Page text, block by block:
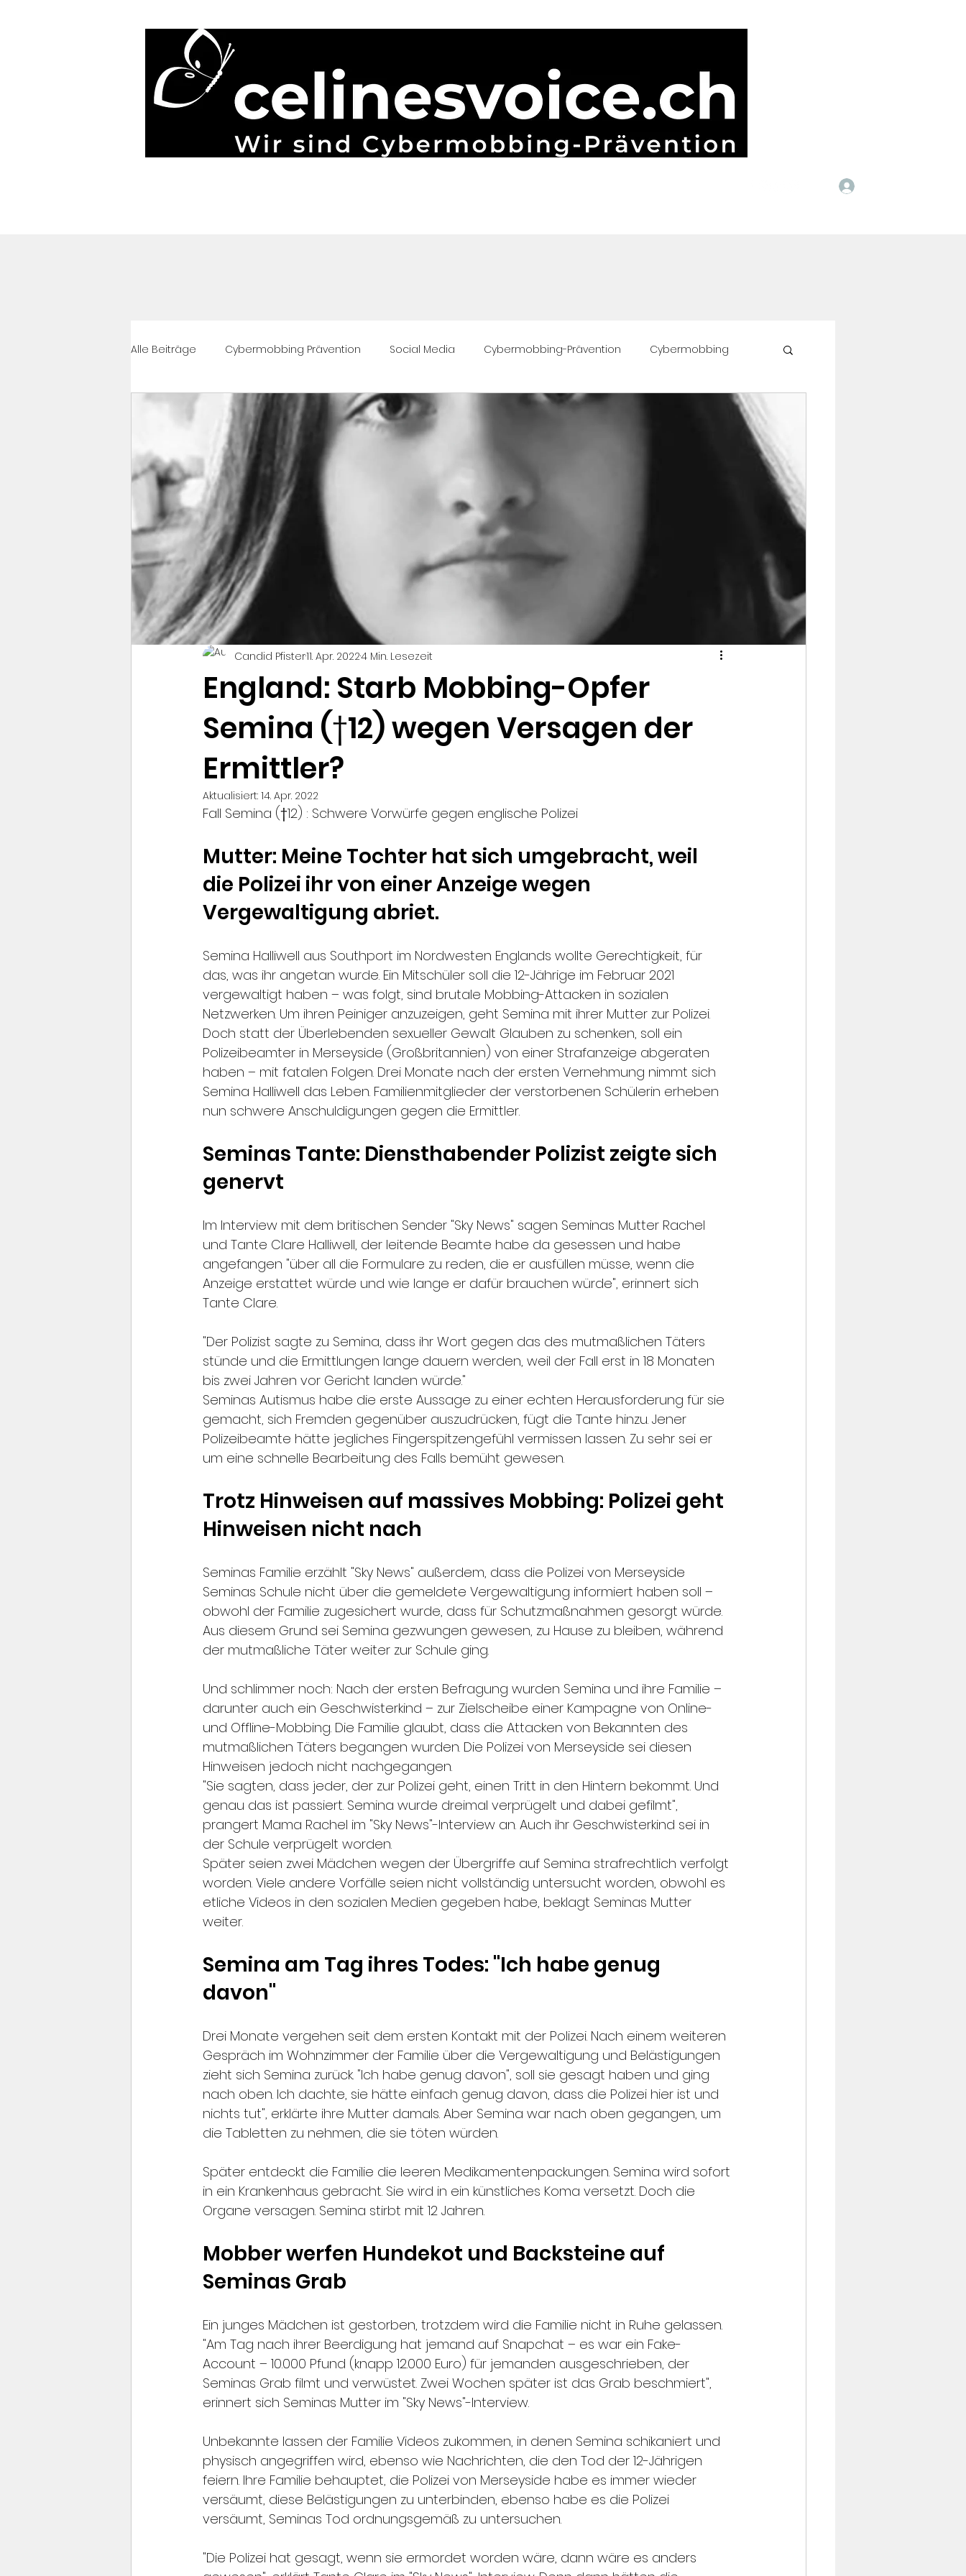
Alle Beiträge Cybermobbing Prävention Social Media Cybermobbing-Prävention Cybermobbing
#célinesvoice Cybermobbingfall Céline Céline Yeraz celinesvoice.ch Workshop #célinesvoice
News PrixCourage Cybermobbinggesetz
England: Starb Mobbing-Opfer
Semina (†12) wegen Versagen der
Ermittler?
Candid Pfister11. Apr. 20224 Min. Lesezeit
Aktualisiert: 14. Apr. 2022
Fall Semina (†12) : Schwere Vorwürfe gegen englische Polizei
Mutter: Meine Tochter hat sich umgebracht, weil
die Polizei ihr von einer Anzeige wegen
Vergewaltigung abriet.
Semina Halliwell aus Southport im Nordwesten Englands wollte Gerechtigkeit, für
das, was ihr angetan wurde. Ein Mitschüler soll die 12-Jährige im Februar 2021
vergewaltigt haben – was folgt, sind brutale Mobbing-Attacken in sozialen
Netzwerken. Um ihren Peiniger anzuzeigen, geht Semina mit ihrer Mutter zur Polizei.
Doch statt der Überlebenden sexueller Gewalt Glauben zu schenken, soll ein
Polizeibeamter in Merseyside (Großbritannien) von einer Strafanzeige abgeraten
haben – mit fatalen Folgen. Drei Monate nach der ersten Vernehmung nimmt sich
Semina Halliwell das Leben. Familienmitglieder der verstorbenen Schülerin erheben
nun schwere Anschuldigungen gegen die Ermittler.
Seminas Tante: Diensthabender Polizist zeigte sich
genervt
Im Interview mit dem britischen Sender "Sky News" sagen Seminas Mutter Rachel
und Tante Clare Halliwell, der leitende Beamte habe da gesessen und habe
angefangen "über all die Formulare zu reden, die er ausfüllen müsse, wenn die
Anzeige erstattet würde und wie lange er dafür brauchen würde", erinnert sich
Tante Clare.
"Der Polizist sagte zu Semina, dass ihr Wort gegen das des mutmaßlichen Täters
stünde und die Ermittlungen lange dauern werden, weil der Fall erst in 18 Monaten
bis zwei Jahren vor Gericht landen würde."
Seminas Autismus habe die erste Aussage zu einer echten Herausforderung für sie
gemacht, sich Fremden gegenüber auszudrücken, fügt die Tante hinzu. Jener
Polizeibeamte hätte jegliches Fingerspitzengefühl vermissen lassen. Zu sehr sei er
um eine schnelle Bearbeitung des Falls bemüht gewesen.
Trotz Hinweisen auf massives Mobbing: Polizei geht
Hinweisen nicht nach
Seminas Familie erzählt "Sky News" außerdem, dass die Polizei von Merseyside
Seminas Schule nicht über die gemeldete Vergewaltigung informiert haben soll –
obwohl der Familie zugesichert wurde, dass für Schutzmaßnahmen gesorgt würde.
Aus diesem Grund sei Semina gezwungen gewesen, zu Hause zu bleiben, während
der mutmaßliche Täter weiter zur Schule ging.
Und schlimmer noch: Nach der ersten Befragung wurden Semina und ihre Familie –
darunter auch ein Geschwisterkind – zur Zielscheibe einer Kampagne von Online-
und Offline-Mobbing. Die Familie glaubt, dass die Attacken von Bekannten des
mutmaßlichen Täters begangen wurden. Die Polizei von Merseyside sei diesen
Hinweisen jedoch nicht nachgegangen.
"Sie sagten, dass jeder, der zur Polizei geht, einen Tritt in den Hintern bekommt. Und
genau das ist passiert. Semina wurde dreimal verprügelt und dabei gefilmt",
prangert Mama Rachel im "Sky News"-Interview an. Auch ihr Geschwisterkind sei in
der Schule verprügelt worden.
Später seien zwei Mädchen wegen der Übergriffe auf Semina strafrechtlich verfolgt
worden. Viele andere Vorfälle seien nicht vollständig untersucht worden, obwohl es
etliche Videos in den sozialen Medien gegeben habe, beklagt Seminas Mutter
weiter.
Semina am Tag ihres Todes: "Ich habe genug
davon"
Drei Monate vergehen seit dem ersten Kontakt mit der Polizei. Nach einem weiteren
Gespräch im Wohnzimmer der Familie über die Vergewaltigung und Belästigungen
zieht sich Semina zurück. "Ich habe genug davon", soll sie gesagt haben und ging
nach oben. Ich dachte, sie hätte einfach genug davon, dass die Polizei hier ist und
nichts tut", erklärte ihre Mutter damals. Aber Semina war nach oben gegangen, um
die Tabletten zu nehmen, die sie töten würden.
Später entdeckt die Familie die leeren Medikamentenpackungen. Semina wird sofort
in ein Krankenhaus gebracht. Sie wird in ein künstliches Koma versetzt. Doch die
Organe versagen. Semina stirbt mit 12 Jahren.
Mobber werfen Hundekot und Backsteine auf
Seminas Grab
Ein junges Mädchen ist gestorben, trotzdem wird die Familie nicht in Ruhe gelassen.
"Am Tag nach ihrer Beerdigung hat jemand auf Snapchat – es war ein Fake-
Account – 10.000 Pfund (knapp 12.000 Euro) für jemanden ausgeschrieben, der
Seminas Grab filmt und verwüstet. Zwei Wochen später ist das Grab beschmiert",
erinnert sich Seminas Mutter im "Sky News"-Interview.
Unbekannte lassen der Familie Videos zukommen, in denen Semina schikaniert und
physisch angegriffen wird, ebenso wie Nachrichten, die den Tod der 12-Jährigen
feiern. Ihre Familie behauptet, die Polizei von Merseyside habe es immer wieder
versäumt, diese Belästigungen zu unterbinden, ebenso habe es die Polizei
versäumt, Seminas Tod ordnungsgemäß zu untersuchen.
"Die Polizei hat gesagt, wenn sie ermordet worden wäre, dann wäre es anders